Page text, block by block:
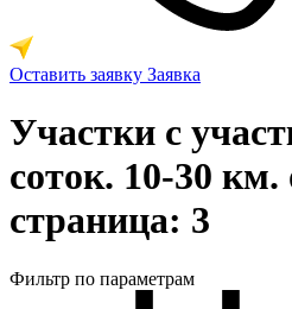
Оставить заявку Заявка
Участки с
соток. 10-30
страница: 3
Фильтр по параметрам